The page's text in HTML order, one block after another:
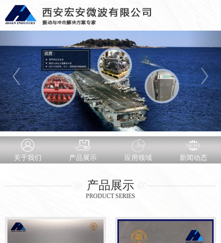
关于我们 产品展示 应用领域 新闻动态
产品展示
PRODUCT SERIES